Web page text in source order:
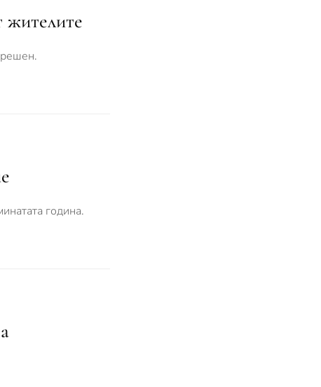
жителите
решен.
година.